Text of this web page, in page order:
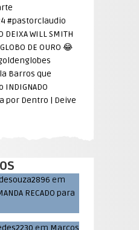
#pastorclaudio
DEIXA WILL SMITH
DE OURO 😂
Barros que
por Dentro | Deive
em
RECADO para
em Marcos